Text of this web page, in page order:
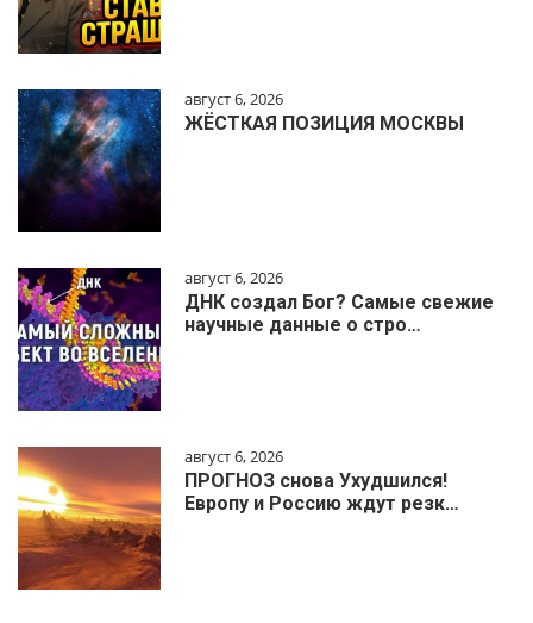
август 6, 2026
ЖЁСТКАЯ ПОЗИЦИЯ МОСКВЫ
август 6, 2026
ДНК создал Бог? Самые свежие
научные данные о стро…
август 6, 2026
ПРОГНОЗ снова Ухудшился!
Европу и Россию ждут резк…